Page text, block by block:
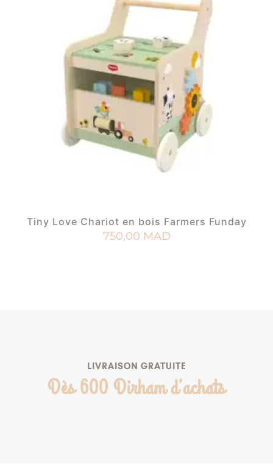
Tiny Love Chariot en bois Farmers Funday
750,00 MAD
LIVRAISON GRATUITE
Dès 600 Dirham d’achats